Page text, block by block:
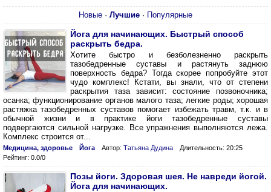
Новые · Лучшие · Популярные
Йога для начинающих. Быстрый способ
раскрыть бедра.
Хотите быстро и безболезненно раскрыть
тазобедренные суставы и растянуть заднюю
поверхность бедра? Тогда скорее попробуйте этот
чудо комплекс! Кстати, вы знали, что от степени
раскрытия таза зависит: состояние позвоночника;
осанка; функционирование органов малого таза; легкие роды; хорошая
растяжка тазобедренных суставов помогает избежать травм, т.к. и в
обычной жизни и в практике йоги тазобедренные суставы
подвергаются сильной нагрузке. Все упражнения выполняются лежа.
Комплекс строится от...
Медицина, здоровье Йога Автор: Татьяна Дудина
Длительность: 20:25
Рейтинг: 0.0/0
Позы йоги. Здоровая шея. Не навреди йогой.
Йога для начинающих.